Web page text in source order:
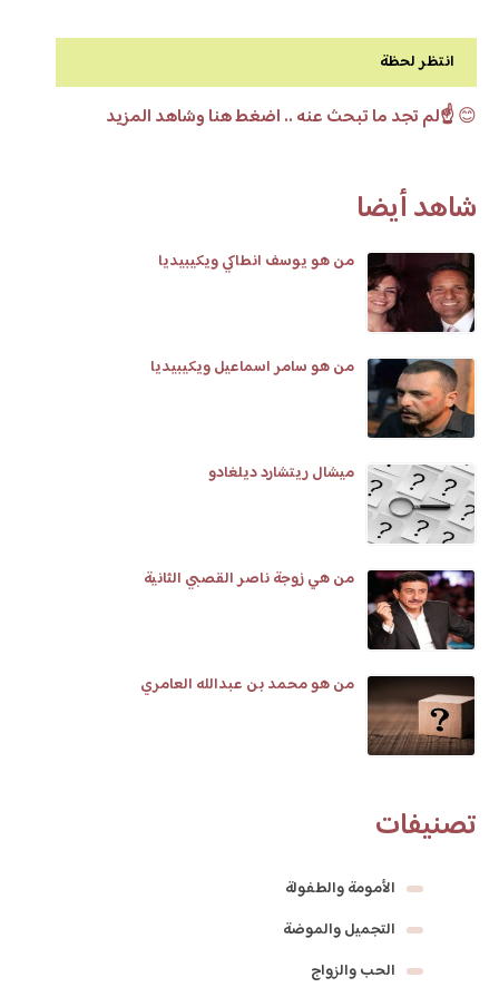
انتظر لحظة
😊☝️لم تجد ما تبحث عنه .. اضغط هنا وشاهد المزيد
شاهد أيضا
من هو يوسف انطاكي ويكيبيديا
من هو سامر اسماعيل ويكيبيديا
ميشال ريتشارد ديلغادو
من هي زوجة ناصر القصبي الثانية
من هو محمد بن عبدالله العامري
تصنيفات
الأمومة والطفولة
التجميل والموضة
الحب والزواج